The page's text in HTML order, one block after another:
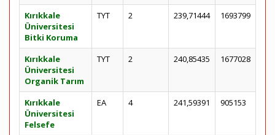
Kırıkkale
Üniversitesi
Bitki Koruma
TYT 2 239,71444 1693799
Kırıkkale
Üniversitesi
Organik Tarım
TYT 2 240,85435 1677028
Kırıkkale
Üniversitesi
Felsefe
EA 4 241,59391 905153